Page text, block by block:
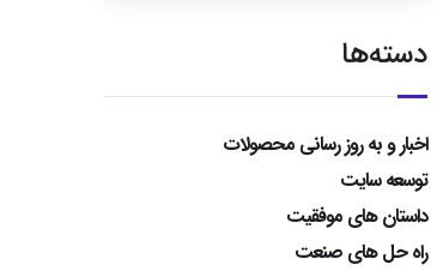
دسته‌ها
اخبار و به روز رسانی محصولات
توسعه سایت
داستان های موفقیت
راه حل های صنعت